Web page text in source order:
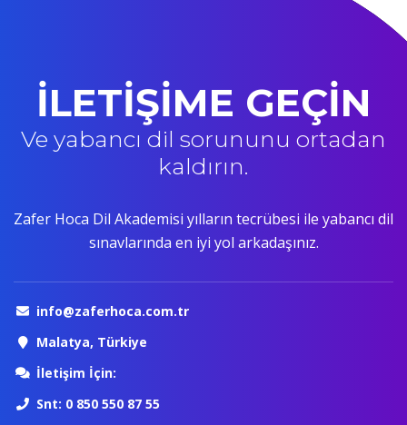
İLETİŞİME GEÇİN
Ve yabancı dil sorununu ortadan
kaldırın.
Zafer Hoca Dil Akademisi yılların tecrübesi ile yabancı dil
sınavlarında en iyi yol arkadaşınız.
info@zaferhoca.com.tr
Malatya, Türkiye
İletişim İçin:
Snt: 0 850 550 87 55